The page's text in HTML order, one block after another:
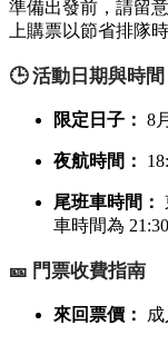
準備出發前，請留
上購票以節省排隊時
🕒 活動日期與時間
限定日子： 8
夜航時間：
尾班車時間：
車時間為 21:30
🎫 門票收費指南
來回票價：